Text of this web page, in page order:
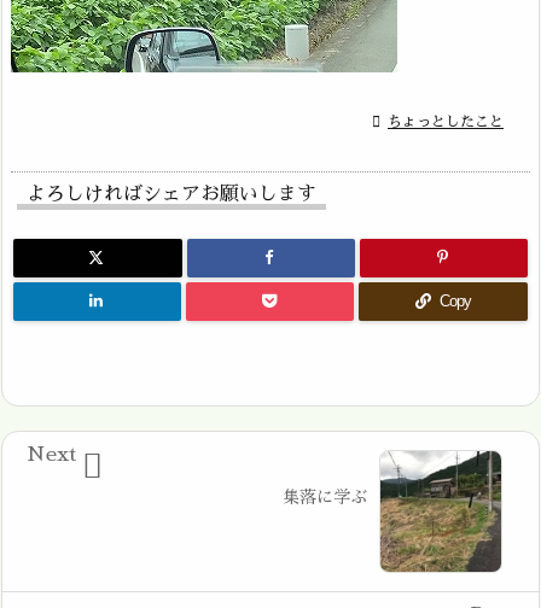
 ちょっとしたこと
よろしければシェアお願いします
Copy
集落に学ぶ

Next